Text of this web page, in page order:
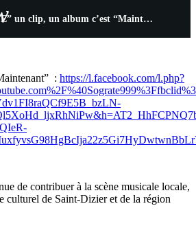
“SOGRATE” un clip, un album c’est “Maintenant” et on en parle sur Active Radio !
: https://l.facebook.com/l.php?
de contribuer à la scène musicale locale,
culturel de Saint-Dizier et de la région